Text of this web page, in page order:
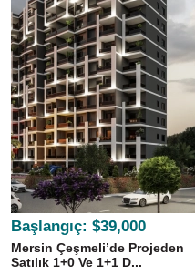
Başlangıç: $39,000
Mersin Çeşmeli’de Projeden
Satılık 1+0 Ve 1+1 D...